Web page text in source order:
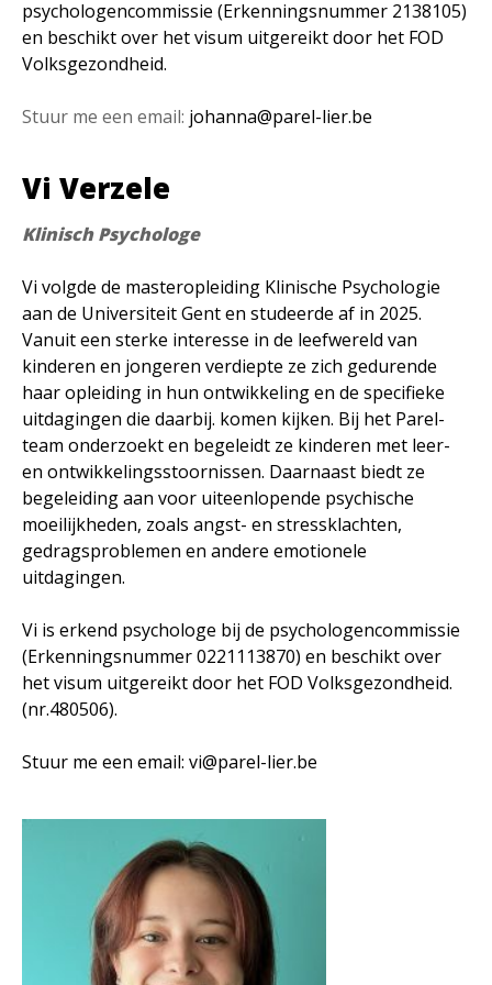
psychologencommissie (Erkenningsnummer 2138105)
en beschikt over het visum uitgereikt door het FOD
Volksgezondheid.
Stuur me een email: johanna@parel-lier.be
Vi Verzele
Klinisch Psychologe
Vi volgde de masteropleiding Klinische Psychologie
aan de Universiteit Gent en studeerde af in 2025.
Vanuit een sterke interesse in de leefwereld van
kinderen en jongeren verdiepte ze zich gedurende
haar opleiding in hun ontwikkeling en de specifieke
uitdagingen die daarbij. komen kijken. Bij het Parel-
team onderzoekt en begeleidt ze kinderen met leer-
en ontwikkelingsstoornissen. Daarnaast biedt ze
begeleiding aan voor uiteenlopende psychische
moeilijkheden, zoals angst- en stressklachten,
gedragsproblemen en andere emotionele
uitdagingen.
Vi is erkend psychologe bij de psychologencommissie
(Erkenningsnummer 0221113870) en beschikt over
het visum uitgereikt door het FOD Volksgezondheid.
(nr.480506).
Stuur me een email: vi@parel-lier.be